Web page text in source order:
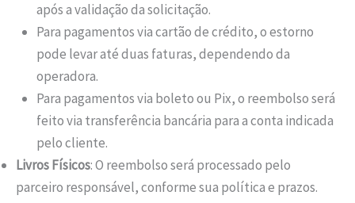
após a validação da solicitação.
Para pagamentos via cartão de crédito, o estorno
pode levar até duas faturas, dependendo da
operadora.
Para pagamentos via boleto ou Pix, o reembolso será
feito via transferência bancária para a conta indicada
pelo cliente.
Livros Físicos: O reembolso será processado pelo
parceiro responsável, conforme sua política e prazos.